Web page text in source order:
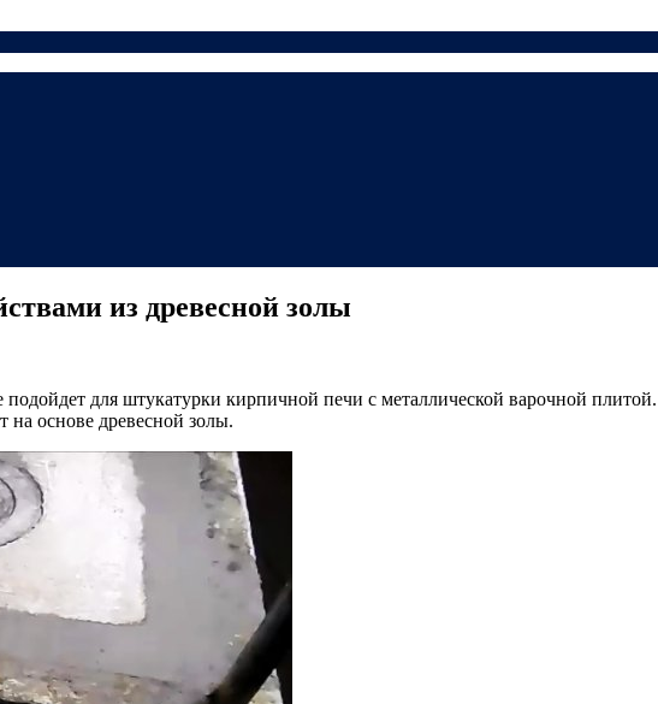
из древесной золы
для штукатурки кирпичной печи с металлической варочной
на основе древесной золы.